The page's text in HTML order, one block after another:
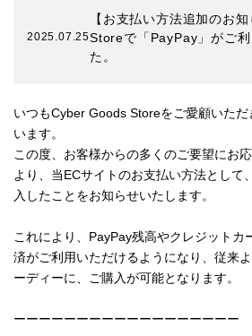
2025.07.25
【お支払い方法追加のお
Storeで「PayPay」がご
た。
いつもCyber Goods Storeをご愛顧いた
います。
この度、お客様からの多くのご要望にお
より、当ECサイトのお支払い方法として
入したことをお知らせいたします。
これにより、PayPay残高やクレジットカ
済がご利用いただけるようになり、従来
ーディーに、ご購入が可能となります。
ーーーーーーーーーーーーーーーーーー